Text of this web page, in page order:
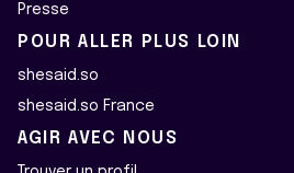
Presse
POUR ALLER PLUS LOIN
shesaid.so
shesaid.so France
AGIR AVEC NOUS